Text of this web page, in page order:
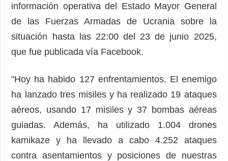
ADICIONAL
Podcasts
Publicaciones
Entrevistas
SERVICIOS
Suscripción
Banco de
imágenes
información operativa del Estado Mayor General
de las Fuerzas Armadas de Ucrania sobre la
situación hasta las 22:00 del 23 de junio 2025,
que fue publicada vía Facebook.
"Hoy ha habido 127 enfrentamientos. El enemigo
ha lanzado tres misiles y ha realizado 19 ataques
aéreos, usando 17 misiles y 37 bombas aéreas
guiadas. Además, ha utilizado 1.004 drones
kamikaze y ha llevado a cabo 4.252 ataques
contra asentamientos y posiciones de nuestras